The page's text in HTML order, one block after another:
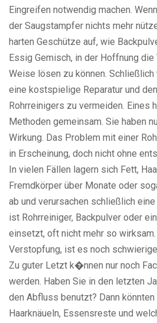
Eingreifen notwendig machen.
der Saugstampfer nichts mehr
harten Geschütze auf, wie
Essig Gemisch, in der Hoffnung
Weise lösen zu können.
eine kostspielige Reparatur und
Rohrreinigers zu vermeiden. Eines
Methoden gemeinsam. Sie haben
Wirkung. Das Problem mit einer
in Erscheinung, doch nicht ohne
In vielen Fällen lagern sich Fett,
Fremdkörper über Monate oder
ab und verursachen schließlich
ist Rohrreiniger, Backpulver oder
einsetzt, oft nicht mehr so
Verstopfung, ist es noch
Zu guter Letzt k�nnen nur noch
werden. Haben Sie in den letzten
den Abfluss benutzt? Dann
Haarknäueln, Essensreste und